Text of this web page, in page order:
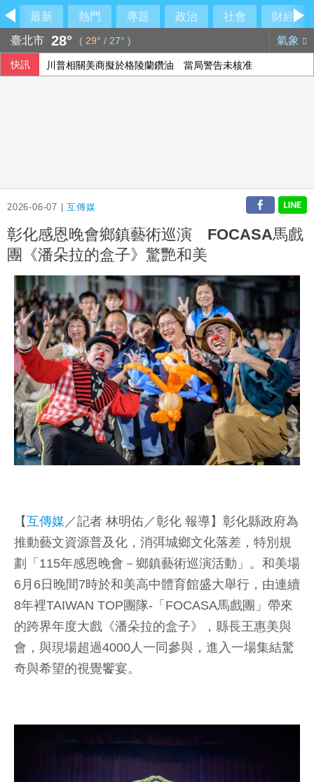
最新 熱門 專題 政治 社會
財經
臺北市 28° ( 29° / 27° ) 氣象
快訊 川普相關美商擬於格陵蘭鑽油 當局警告未核准
2026-06-07 |互傳媒
彰化感恩晚會鄉鎮藝術巡演 FOCASA馬戲
團《潘朵拉的盒子》驚艷和美
【互傳媒 ／記者 林明佑／彰化 報導】彰化縣政府為
推動藝文資源普及化，消弭城鄉文化落差，特別規
劃「115年感恩晚會－鄉鎮藝術巡演活動」。和美場
6月6日晚間7時於和美高中體育館盛大舉行，由連續
8年裡TAIWAN TOP團隊-「FOCASA馬戲團」帶來
的跨界年度大戲《潘朵拉的盒子》，縣長王惠美與
會，與現場超過4000人一同參與，進入一場集結驚
奇與希望的視覺饗宴。